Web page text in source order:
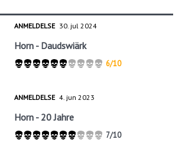
ANMELDELSE 30. jul 2024
Horn - Daudswiärk
6/10
ANMELDELSE 4. jun 2023
Horn - 20 Jahre
7/10